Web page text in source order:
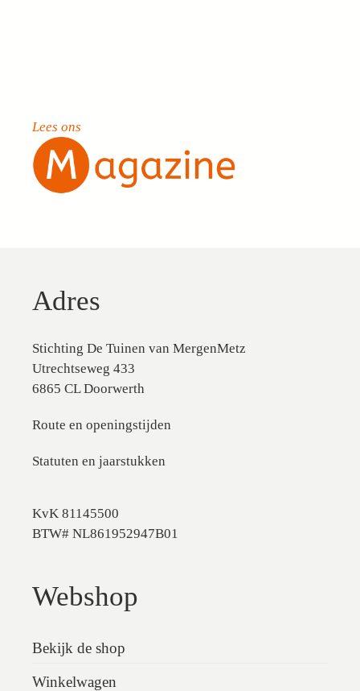
Lees ons
Adres
Stichting De Tuinen van MergenMetz
Utrechtseweg 433
6865 CL Doorwerth
Route en openingstijden
Statuten en jaarstukken
KvK 81145500
BTW# NL861952947B01
Webshop
Bekijk de shop
Winkelwagen